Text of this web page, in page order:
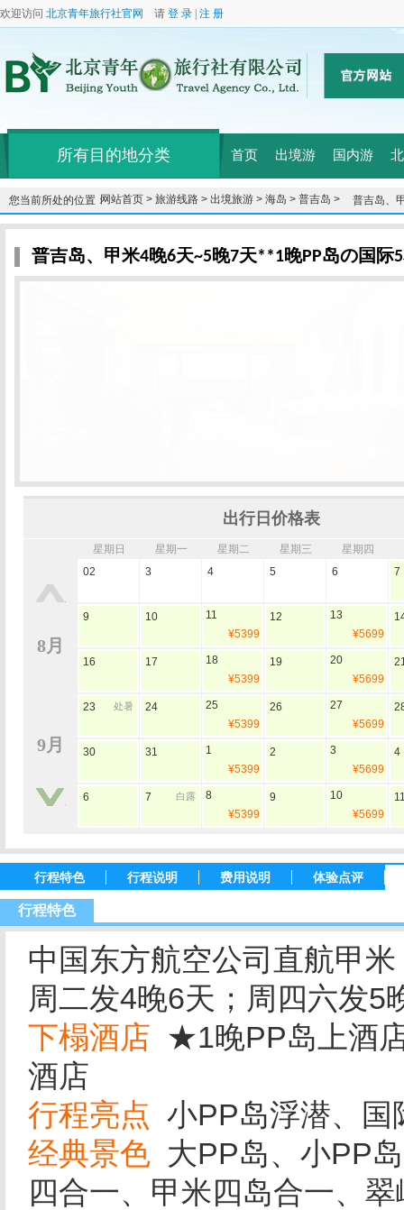
欢迎访问 北京青年旅行社官网 请 登 录 注 册
所有目的地分类 首页 出境游 国内游
您当前所处的位置：网站首页 > 旅游线路 > 出境旅游 > 海岛 > 普吉岛 >
普吉岛、
店**
普吉岛、甲米4晚6天~5晚7天**1晚PP岛の国际
出行日价格表
8月
9月
星期日 星期一 星期二 星期三 星期四
02
3 4 5 6 7
9 10
11
¥5399
12
13
¥5699
16 17
18
¥5399
19
20
¥5699
23 处暑 24
25
¥5399
26
27
¥5699
30 31
1
¥5399
2
3
¥5699
4
6 7 白露
8
¥5399
9
10
¥5699
行程特色 行程说明 费用说明 体验点评
行程特色
中国东方航空公司直航甲
周二发4晚6天；周四六发5
下榻酒店 ★1晚PP岛上酒
酒店
行程亮点 小PP岛浮潜、国
经典景色 大PP岛、小PP
四合一、甲米四岛合一、